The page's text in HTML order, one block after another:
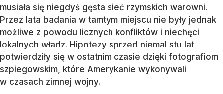
musiała się niegdyś gęsta sieć rzymskich warowni.
Przez lata badania w tamtym miejscu nie były jednak
możliwe z powodu licznych konfliktów i niechęci
lokalnych władz. Hipotezy sprzed niemal stu lat
potwierdziły się w ostatnim czasie dzięki fotografiom
szpiegowskim, które Amerykanie wykonywali
w czasach zimnej wojny.